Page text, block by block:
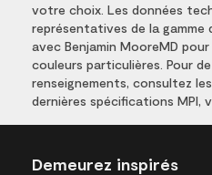
votre choix. Les données
représentatives de la gamme
avec Benjamin MooreMD
couleurs particulières. Pour
renseignements, consultez
dernières spécifications MPI,
Demeurez inspirés